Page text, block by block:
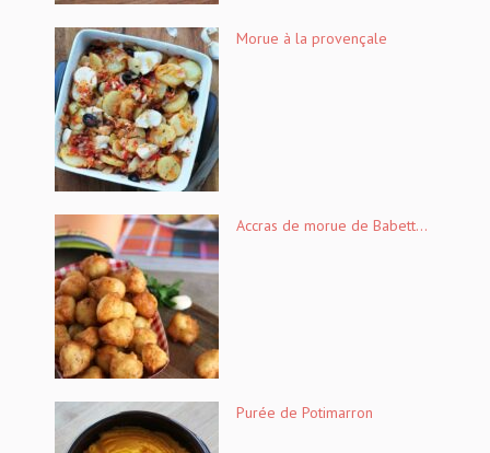
Morue à la provençale
Accras de morue de Babett...
Purée de Potimarron